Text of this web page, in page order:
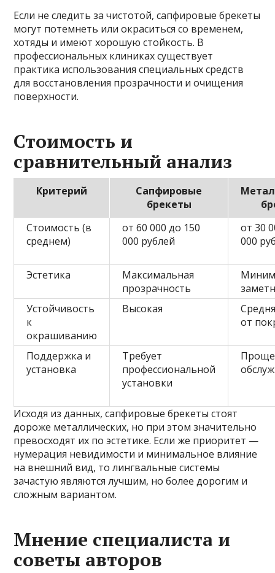
Если не следить за чистотой, сапфировые брекеты
могут потемнеть или окраситься со временем,
хотяды и имеют хорошую стойкость. В
профессиональных клиниках существует
практика использования специальных средств
для восстановления прозрачности и очищения
поверхности.
Стоимость и
сравнительный анализ
Критерий
Сапфировые
брекеты
Стоимость (в
среднем)
от 60 000 до 150
000 рублей
от 30
000
Эстетика
Максимальная
прозрачность
Устойчивость
к
окрашиванию
Высокая
от
Поддержка и
установка
Требует
профессиональной
установки
Исходя из данных, сапфировые брекеты стоят
дороже металлических, но при этом значительно
превосходят их по эстетике. Если же приоритет —
нумерация невидимости и минимальное влияние
на внешний вид, то лингвальные системы
зачастую являются лучшим, но более дорогим и
сложным вариантом.
Мнение специалиста и
советы авторов